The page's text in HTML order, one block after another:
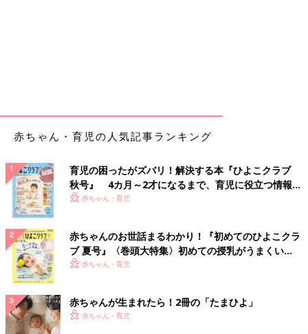
赤ちゃん・育児の人気記事ランキング
育児の困ったがズバリ！解決する本『ひよこクラブ
秋号』 4カ月～2才になるまで、育児に役立つ情報が
いっぱい！
赤ちゃん・育児
赤ちゃんのお世話まるわかり！『初めてのひよこクラ
ブ 夏号』〈巻頭大特集〉初めての授乳がうまくい
く！ おっぱい・ミルクの基本と夏のトラブル 解決テ
赤ちゃん・育児
赤ちゃんが生まれたら！2冊の「たまひよ」
赤ちゃん・育児